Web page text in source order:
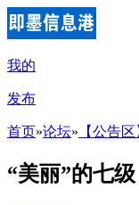
我的
发布
首页»论坛» 【公告区
“美丽”的七级